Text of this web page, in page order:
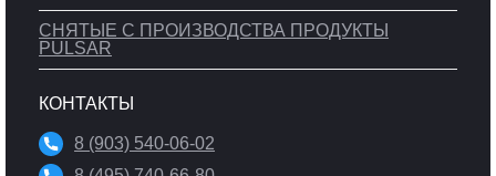
СНЯТЫЕ С ПРОИЗВОДСТВА ПРОДУКТЫ
PULSAR
КОНТАКТЫ
8 (903) 540-06-02